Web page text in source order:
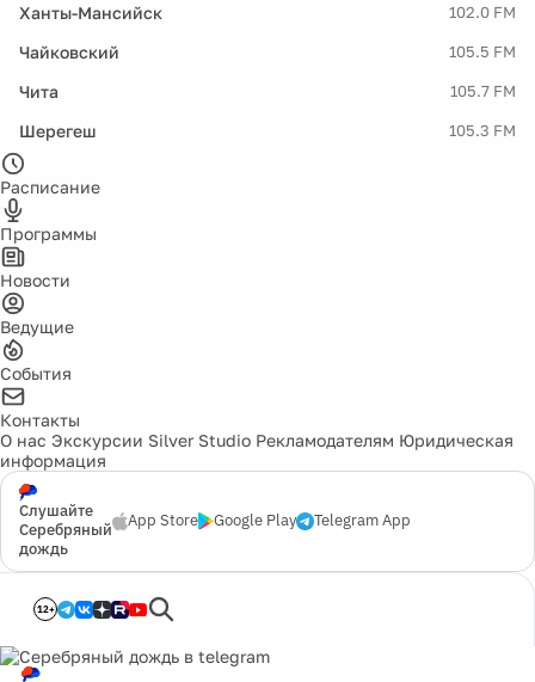
Ханты-Мансийск 102.0 FM
Чайковский 105.5 FM
Чита 105.7 FM
Шерегеш 105.3 FM
Расписание
Программы
Новости
Ведущие
События
Контакты
О нас Экскурсии Silver Studio Рекламодателям Юридическая
информация
Слушайте
Серебряный
дождь
App Store Google Play Telegram App
12+